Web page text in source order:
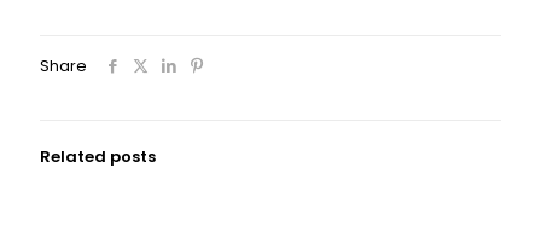
Share
Related posts